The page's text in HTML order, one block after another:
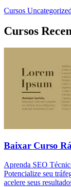
Cursos Uncategorized
Cursos
Baixar Curso
Aprenda SEO
Potencialize seu
acelere seus